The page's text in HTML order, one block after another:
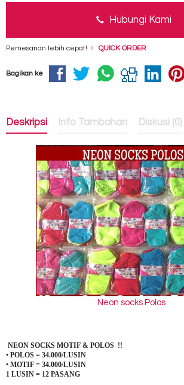
Hubungi Kami
Pemesanan lebih cepat! QUICK ORDER
Bagikan ke
Deskripsi Info Tambahan Diskusi (0)
Neon socks Polos
NEON SOCKS MOTIF & POLOS !!
• POLOS = 34.000/LUSIN
• MOTIF = 34.000/LUSIN
1 LUSIN = 12 PASANG